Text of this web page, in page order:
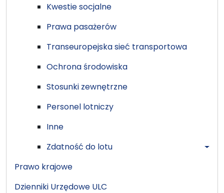
Kwestie socjalne
Prawa pasażerów
Transeuropejska sieć transportowa
Ochrona środowiska
Stosunki zewnętrzne
Personel lotniczy
Inne
Zdatność do lotu
Prawo krajowe
Dzienniki Urzędowe ULC